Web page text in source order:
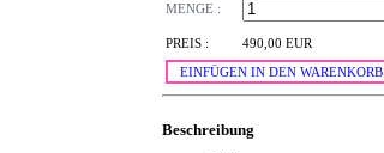
MENGE :
PREIS :
490,00 EUR
EINFÜGEN IN DEN WARENKORB
Beschreibung